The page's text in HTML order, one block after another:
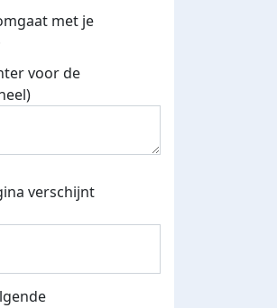
verhoogd
met je
voor de
verschijnt